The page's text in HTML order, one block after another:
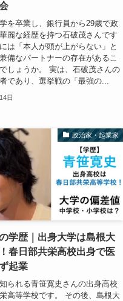
を卒業し、銀行員から29歳で政
麗な経歴を持つ石破茂さんです
は「本人が頭が上がらない」と
備なパートナーの存在があるこ
しょうか。 実は、石破茂さんの
であり、選挙戦の「最強の...
日
政治家・起業家
学歴｜出身大学は島根大
春日部共栄高校出身で医
起業
られる青笹寛史さんの出身高校
高等学校です。 その後、島根大